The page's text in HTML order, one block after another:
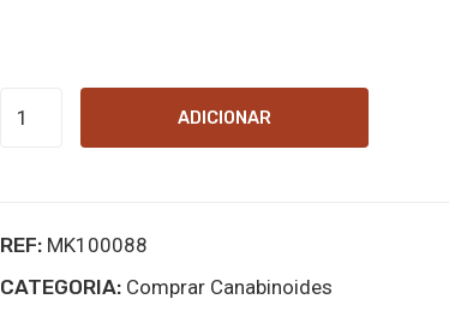
Quantidade
online
kopen
ADICIONAR
REF: MK100088
CATEGORIA: Comprar Canabinoides